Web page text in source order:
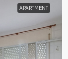
APARTMENT